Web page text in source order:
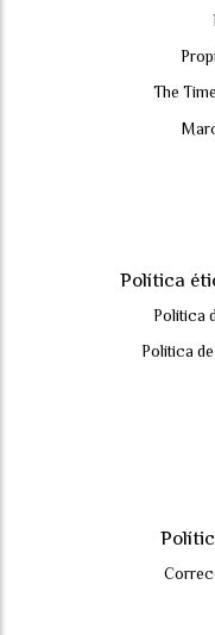
The
Política
Política
Política